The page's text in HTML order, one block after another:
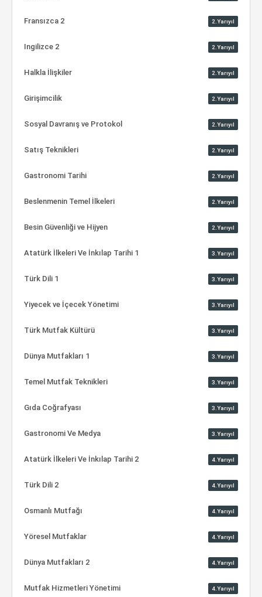
Fransızca 2 2.Yarıyıl
Ingilizce 2 2.Yarıyıl
Halkla İlişkiler 2.Yarıyıl
Girişimcilik 2.Yarıyıl
Sosyal Davranış ve Protokol 2.Yarıyıl
Satış Teknikleri 2.Yarıyıl
Gastronomi Tarihi 2.Yarıyıl
Beslenmenin Temel İlkeleri 2.Yarıyıl
Besin Güvenliği ve Hijyen 2.Yarıyıl
Atatürk İlkeleri Ve İnkılap Tarihi 1 3.Yarıyıl
Türk Dili 1 3.Yarıyıl
Yiyecek ve İçecek Yönetimi 3.Yarıyıl
Türk Mutfak Kültürü 3.Yarıyıl
Dünya Mutfakları 1 3.Yarıyıl
Temel Mutfak Teknikleri 3.Yarıyıl
Gıda Coğrafyası 3.Yarıyıl
Gastronomi Ve Medya 3.Yarıyıl
Atatürk İlkeleri Ve İnkılap Tarihi 2 4.Yarıyıl
Türk Dili 2 4.Yarıyıl
Osmanlı Mutfağı 4.Yarıyıl
Yöresel Mutfaklar 4.Yarıyıl
Dünya Mutfakları 2 4.Yarıyıl
Mutfak Hizmetleri Yönetimi 4.Yarıyıl